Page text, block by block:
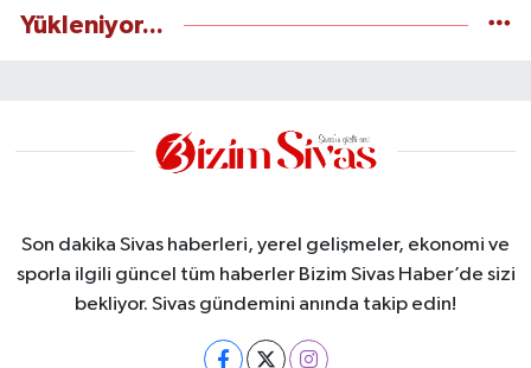
Yükleniyor...
Son dakika Sivas haberleri, yerel gelişmeler, ekonomi ve
sporla ilgili güncel tüm haberler Bizim Sivas Haber’de sizi
bekliyor. Sivas gündemini anında takip edin!